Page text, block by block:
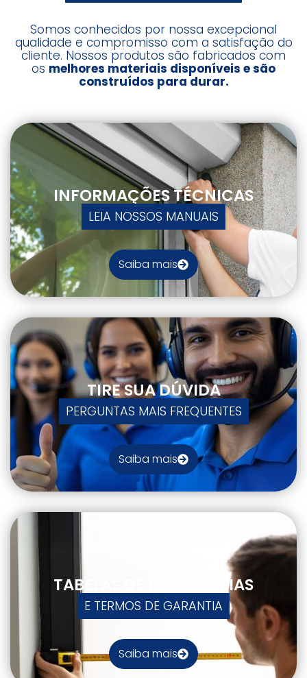
Somos conhecidos por nossa excepcional
qualidade e compromisso com a satisfação do
cliente. Nossos produtos são fabricados com
os melhores materiais disponíveis e são
construídos para durar.
INFORMAÇÕES TÉCNICAS
LEIA NOSSOS MANUAIS
Saiba mais
TIRE SUA DÚVIDA
PERGUNTAS MAIS FREQUENTES
Saiba mais
TABELAS DE REFERÊNCIAS
E TERMOS DE GARANTIA
Saiba mais